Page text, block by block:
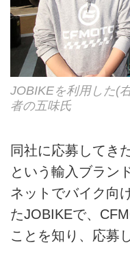
JOBIKEを利用した(
者の五味氏
同社に応募してき
という輸入ブラン
ネットでバイク向
たJOBIKEで、
ことを知り、応募